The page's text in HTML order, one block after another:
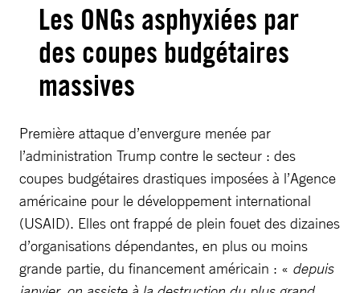
Les ONGs asphyxiées par
des coupes budgétaires
massives
Première attaque d’envergure menée par
l’administration Trump contre le secteur : des
coupes budgétaires drastiques imposées à l’Agence
américaine pour le développement international
(USAID). Elles ont frappé de plein fouet des dizaines
d’organisations dépendantes, en plus ou moins
grande partie, du financement américain : « depuis